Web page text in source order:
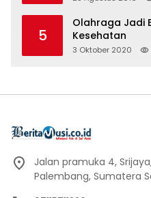
5
Olahraga Jadi
Kesehatan
3 Oktober 2020
Jalan pramuka 4,
Palembang, Sumatera